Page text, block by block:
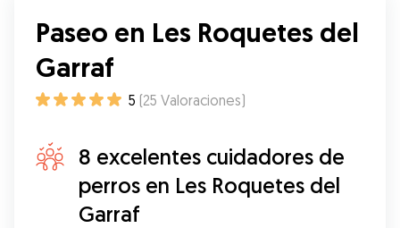
Paseo en Les Roquetes del
Garraf
5 (25 Valoraciones)
8 excelentes cuidadores de
perros en Les Roquetes del
Garraf